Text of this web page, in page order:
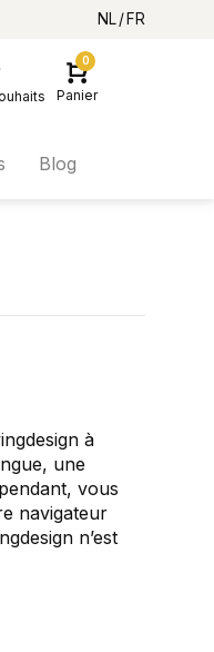
NL FR
0
Panier
Blog
à
une
vous
navigateur
n’est